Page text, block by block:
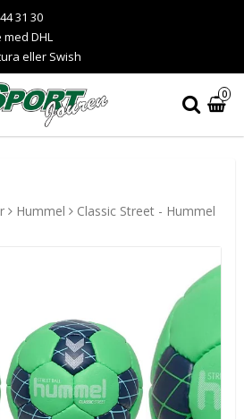
31 30
DHL
eller Swish
0
Hummel Classic Street - Hummel